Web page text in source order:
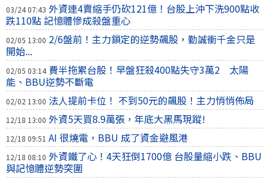
03/24 07:43 外資連4賣縮手仍砍121億！台股上沖下洗900點收
跌110點 記憶體慘成殺盤重心
02/05 13:00 2/6盤前！主力鎖定的逆勢飆股，勤誠衝千金只是
開始...
02/05 03:14 費半拖累台股！早盤狂殺400點失守3萬2 太陽
能、BBU逆勢不斷電
02/02 13:00 法人提前卡位！ 不到50元的飆股！主力悄悄佈局
12/18 13:00 外資5天買8.9萬張，年底大黑馬現蹤!
12/18 09:51 AI 很燒電，BBU 成了資金避風港
12/18 08:10 外資鐵了心！4天狂倒1700億 台股量縮小跌、BBU
與記憶體逆勢突圍